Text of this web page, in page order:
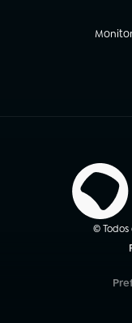
(abre
© Todos